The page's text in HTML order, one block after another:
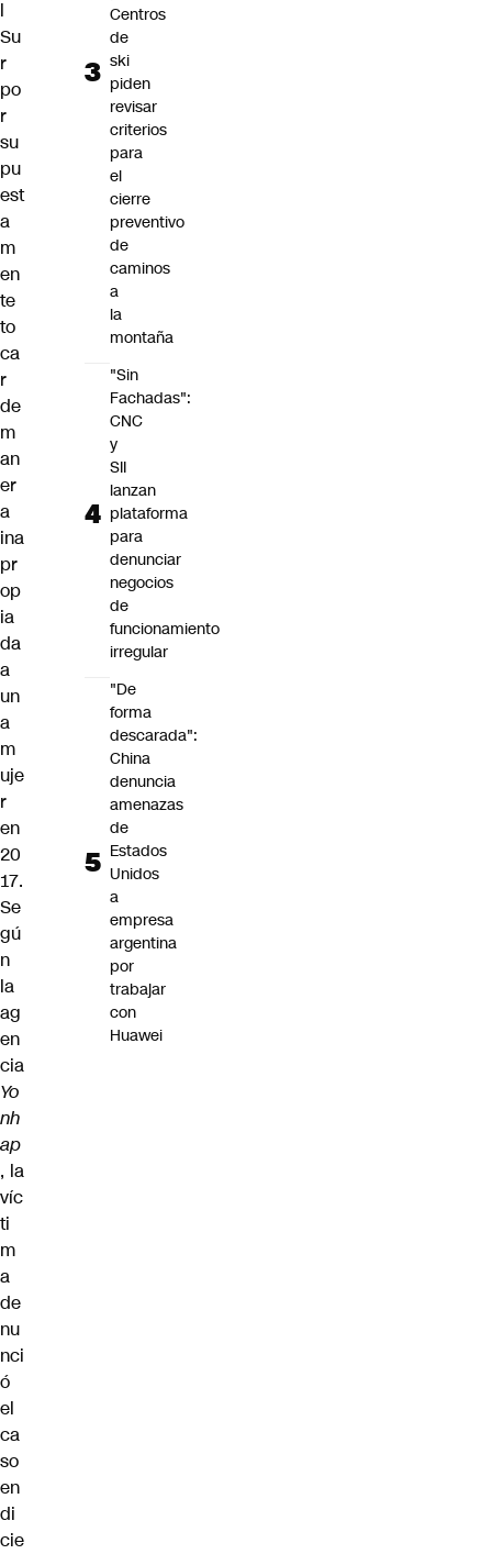
l
Su
r
po
r
su
pu
est
a
m
en
te
to
ca
r
de
m
an
er
a
ina
pr
op
ia
da
a
un
a
m
uje
r
en
20
17.
Se
gú
n
la
ag
en
cia
Yo
nh
ap
, la
víc
ti
m
a
de
nu
nci
ó
el
ca
so
en
di
cie
Centros
de
ski
piden
revisar
criterios
para
el
cierre
preventivo
de
caminos
a
la
montaña
"Sin
Fachadas":
CNC
y
SII
lanzan
plataforma
para
denunciar
negocios
de
funcionamiento
irregular
"De
forma
descarada":
China
denuncia
amenazas
de
Estados
Unidos
a
empresa
argentina
por
trabajar
con
Huawei